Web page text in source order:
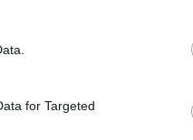
for Targeted
συνέχισης
του νοτίου